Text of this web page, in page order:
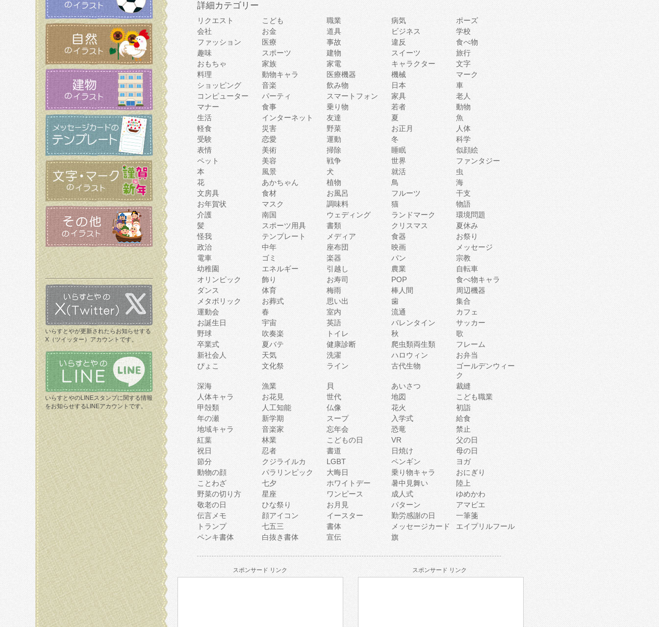
いらすとやが更新されたらお知らせする
X（ツイッター）アカウントです。
いらすとやのLINEスタンプに関する情報
をお知らせするLINEアカウントです。
詳細カテゴリー
リクエスト こども 職業 病気
ポーズ
会社
お金 道具 ビジネス
学校
ファッション
医療 事故 違反
食べ物
趣味
スポーツ 建物 スイーツ
旅行
おもちゃ
家族 家電 キャラクター
文字
料理
動物キャラ 医療機器 機械
マーク
ショッピング
音楽 飲み物 日本
車
コンピューター
パーティ スマートフォン 家具
老人
マナー
食事 乗り物 若者
動物
生活
インターネット 友達 夏
魚
軽食
災害 野菜 お正月
人体
受験
恋愛 運動 冬
科学
表情
美術 掃除 睡眠
似顔絵
ペット
美容 戦争 世界
ファンタジー
本
風景 犬 就活
虫
花
あかちゃん 植物 鳥
海
文房具
食材 お風呂 フルーツ
干支
お年賀状
マスク 調味料 猫
物語
介護
南国 ウェディング ランドマーク
環境問題
髪
スポーツ用具 書類 クリスマス
夏休み
怪我
テンプレート メディア 食器
お祭り
政治
中年 座布団 映画
メッセージ
電車
ゴミ 楽器 パン
宗教
幼稚園
エネルギー 引越し 農業
自転車
オリンピック
飾り お寿司 POP
食べ物キャラ
ダンス
体育 梅雨 棒人間
周辺機器
メタボリック
お葬式 思い出 歯
集合
運動会
春 室内 流通
カフェ
お誕生日
宇宙 英語 バレンタイン
サッカー
野球
吹奏楽 トイレ 秋
歌
卒業式
夏バテ 健康診断 爬虫類両生類
フレーム
新社会人
天気 洗濯 ハロウィン
お弁当
ぴょこ
文化祭 ライン 古代生物
ゴールデンウィー
ク
深海
漁業 貝 あいさつ
裁縫
人体キャラ
お花見 世代 地図
こども職業
甲殻類
人工知能 仏像 花火
初詣
年の瀬
新学期 スープ 入学式
給食
地域キャラ
音楽家 忘年会 恐竜
禁止
紅葉
林業 こどもの日 VR
父の日
祝日
忍者 書道 日焼け
母の日
節分
クジライルカ LGBT ペンギン
ヨガ
動物の顔
パラリンピック 大晦日 乗り物キャラ
おにぎり
ことわざ
七夕 ホワイトデー 暑中見舞い
陸上
野菜の切り方
星座 ワンピース 成人式
ゆめかわ
敬老の日
ひな祭り お月見 パターン
アマビエ
伝言メモ
顔アイコン イースター 勤労感謝の日
一筆箋
トランプ
七五三 書体 メッセージカード
エイプリルフール
ペンキ書体
白抜き書体 宣伝 旗
スポンサード リンク スポンサード リンク